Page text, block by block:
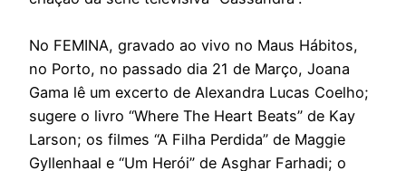
No FEMINA, gravado ao vivo no Maus Hábitos,
no Porto, no passado dia 21 de Março, Joana
Gama lê um excerto de Alexandra Lucas Coelho;
sugere o livro “Where The Heart Beats” de Kay
Larson; os filmes “A Filha Perdida” de Maggie
Gyllenhaal e “Um Herói” de Asghar Farhadi; o